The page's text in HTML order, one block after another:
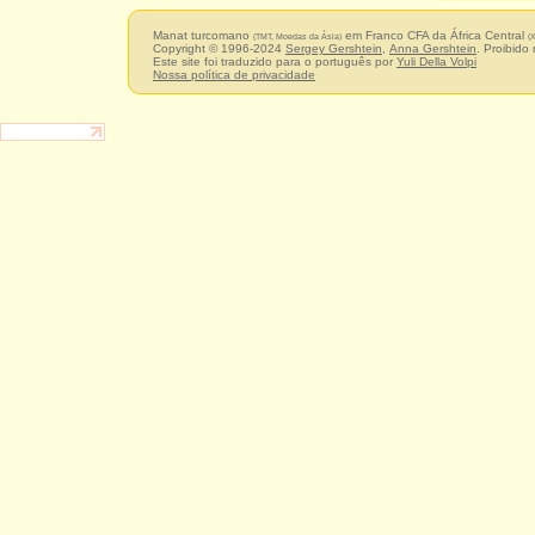
Manat turcomano (TMT, Moedas da Ásia) em Franco CFA da África Central
Copyright © 1996-2024 Sergey Gershtein Anna Gershtein .
Este site foi traduzido para o português por Yuli Della Volpi
Nossa política de privacidade